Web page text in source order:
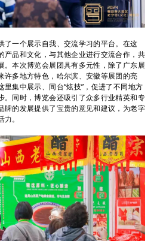
了一个展示自我、交流学习的平台。在这
产品和文化，与其他企业进行交流合作，共
。本次博览会展团具有多元性，除了广东展
许多地方特色，哈尔滨、安徽等展团的亮
集中展示、同台“炫技”，促进了不同地方
。同时，博览会还吸引了众多行业精英和专
牌的发展提供了宝贵的意见和建议，为老字
。